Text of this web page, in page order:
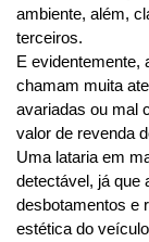
ambiente, além,
terceiros.
E evidentemente,
chamam muita
avariadas ou mal
valor de revenda
Uma lataria em
detectável, já que
desbotamentos e
estética do